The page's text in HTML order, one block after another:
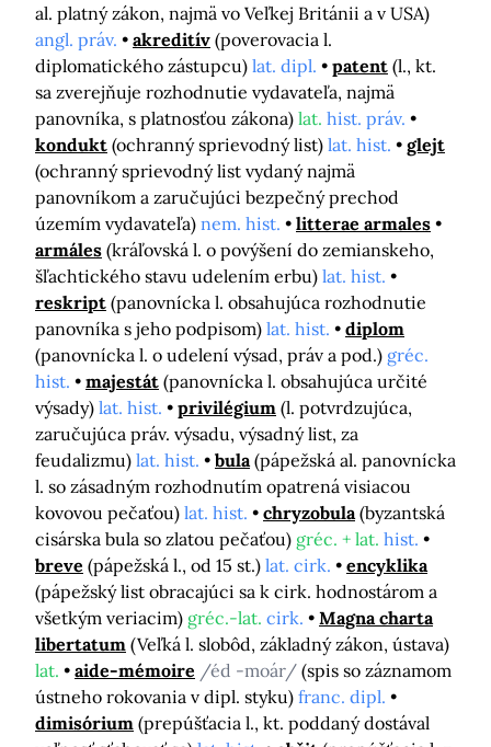
al. platný zákon, najmä vo Veľkej Británii a v USA)
angl. práv.
akreditív (poverovacia l.
diplomatického zástupcu) lat. dipl. patent (l., kt.
sa zverejňuje rozhodnutie vydavateľa, najmä
panovníka, s platnosťou zákona) lat. hist. práv.
kondukt (ochranný sprievodný list) lat. hist.
glejt
(ochranný sprievodný list vydaný najmä
panovníkom a zaručujúci bezpečný prechod
územím vydavateľa) nem. hist.
litterae armales
armáles (kráľovská l. o povýšení do zemianskeho,
šľachtického stavu udelením erbu) lat. hist.
reskript (panovnícka l. obsahujúca rozhodnutie
panovníka s jeho podpisom) lat. hist.
diplom
(panovnícka l. o udelení výsad, práv a pod.) gréc.
hist.
majestát (panovnícka l. obsahujúca určité
výsady) lat. hist. privilégium (l. potvrdzujúca,
zaručujúca práv. výsadu, výsadný list, za
feudalizmu) lat. hist. bula (pápežská al. panovnícka
l. so zásadným rozhodnutím opatrená visiacou
kovovou pečaťou) lat. hist. chryzobula (byzantská
cisárska bula so zlatou pečaťou) gréc. + lat. hist.
breve (pápežská l., od 15 st.) lat. cirk.
encyklika
(pápežský list obracajúci sa k cirk. hodnostárom a
všetkým veriacim) gréc.-lat. cirk.
Magna charta
libertatum (Veľká l. slobôd, základný zákon, ústava)
lat.
aide-mémoire /éd -moár/ (spis so záznamom
ústneho rokovania v dipl. styku) franc. dipl.
dimisórium (prepúšťacia l., kt. poddaný dostával